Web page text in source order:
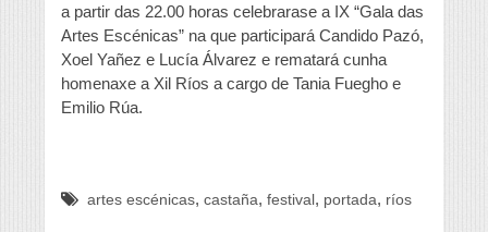
a partir das 22.00 horas celebrarase a IX “Gala das
Artes Escénicas” na que participará Candido Pazó,
Xoel Yañez e Lucía Álvarez e rematará cunha
homenaxe a Xil Ríos a cargo de Tania Fuegho e
Emilio Rúa.
artes escénicas, castaña, festival , portada, ríos